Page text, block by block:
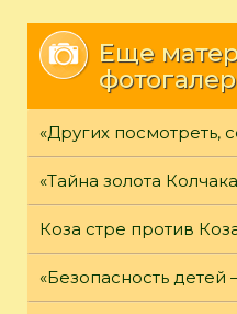
Еще
«Других посмотреть,
«Тайна золота
Коза стре против
«Безопасность детей